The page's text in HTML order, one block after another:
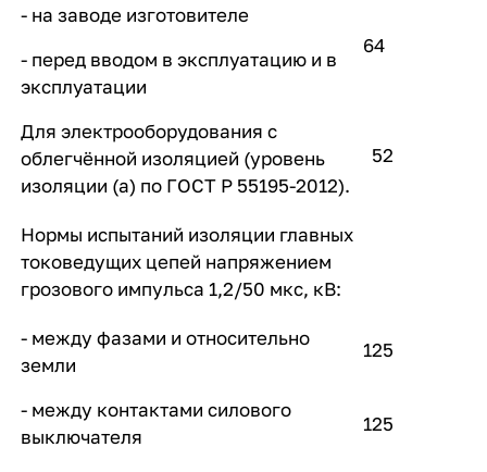
- на заводе изготовителе
- перед вводом в эксплуатацию и в
эксплуатации
Для электрооборудования с
облегчённой изоляцией (уровень
изоляции (а) по ГОСТ Р 55195-2012).
64
52
Нормы испытаний изоляции главных
токоведущих цепей напряжением
грозового импульса 1,2/50 мкс, кВ:
- между фазами и относительно
земли
- между контактами силового
выключателя
125
125